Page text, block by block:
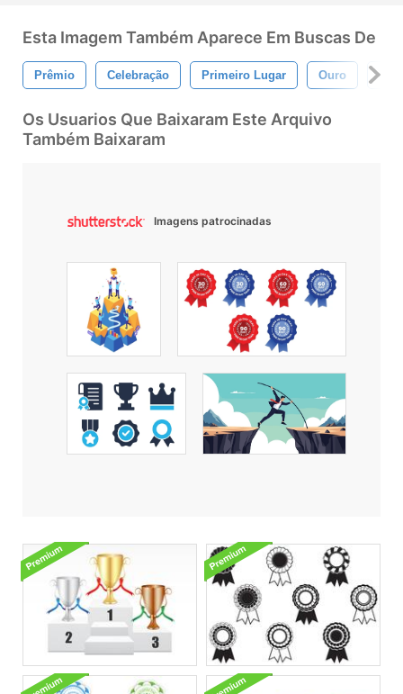
Esta Imagem Também Aparece Em Buscas De
Prêmio Celebração Primeiro Lugar Ouro
Os Usuarios Que Baixaram Este Arquivo
Também Baixaram
Imagens patrocinadas